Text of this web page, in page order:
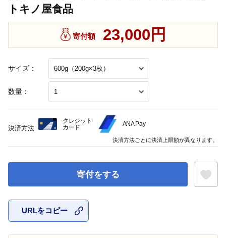
トキノ屋食品
サイズ：
数量：
寄付額 23,000円
寄付をする
URLをコピー
決済方法
クレジット
カード
ANA Pay
決済方法ごとに決済上限額が異なります。